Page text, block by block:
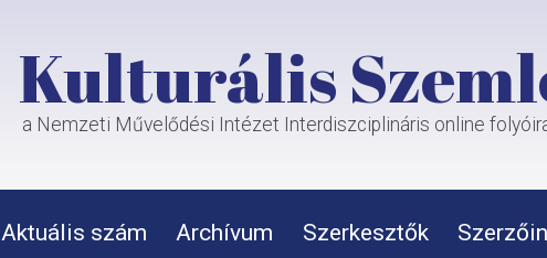
Kulturális
a Nemzeti Művelődési Intézet Interdiszciplináris online
Aktuális szám Archívum Szerkesztők